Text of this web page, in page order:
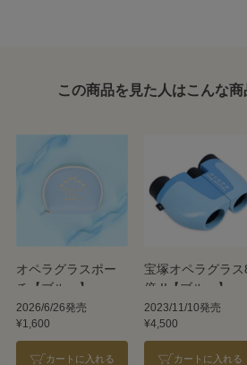
この商品を見た人はこんな
オペラグラスポー
チ【ブルー】
2026/6/26発売
¥1,600
カートに入れる
宝塚オペラグラス
倍 II【ブルー】
2023/11/10発売
¥4,500
カートに入れる